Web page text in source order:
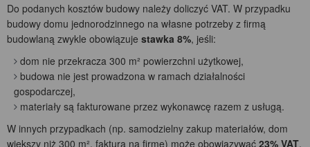
Do podanych kosztów budowy należy doliczyć VAT. W przypadku
budowy domu jednorodzinnego na własne potrzeby z firmą
budowlaną zwykle obowiązuje stawka 8%, jeśli:
dom nie przekracza 300 m² powierzchni użytkowej,
budowa nie jest prowadzona w ramach działalności
gospodarczej,
materiały są fakturowane przez wykonawcę razem z usługą.
W innych przypadkach (np. samodzielny zakup materiałów, dom
większy niż 300 m², faktura na firmę) może obowiązywać 23% VAT.